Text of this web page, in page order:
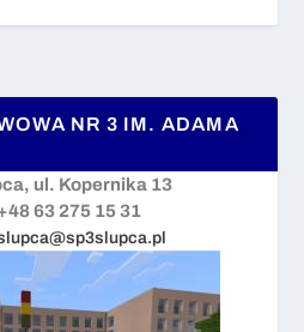
NR 3 IM. ADAMA
ul. Kopernika 13
63 275 15 31